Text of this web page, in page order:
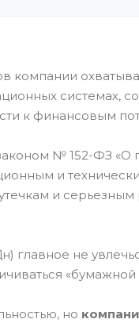
компании
системах,
к финансовым
№ 152-ФЗ «О
и
и
главное не
«бумажной
но